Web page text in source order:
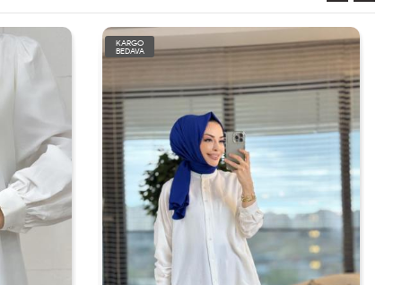
KARGO
BEDAVA